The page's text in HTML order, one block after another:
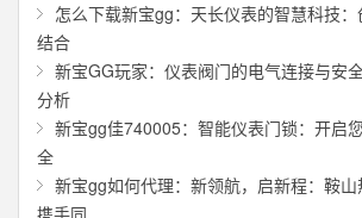
怎么下载新宝gg：天长仪表的智慧科技
结合
新宝GG玩家：仪表阀门的电气连接与安
分析
新宝gg佳740005：智能仪表门锁：开启
全
新宝gg如何代理：新领航，启新程：鞍
携手同